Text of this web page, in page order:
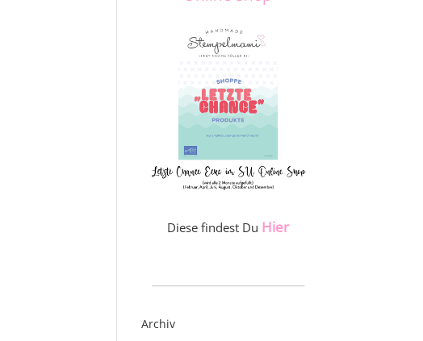
Diese findest Du Hier
Archiv